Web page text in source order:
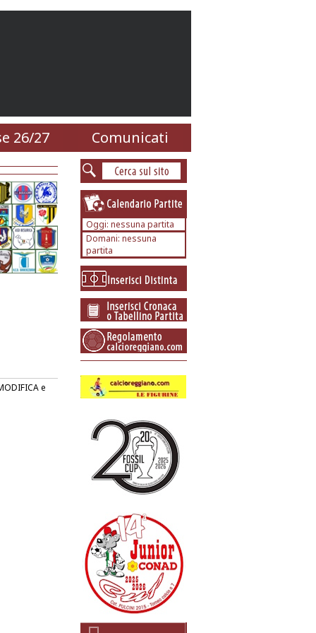
26/27 Comunicati
e
Oggi: nessuna partita
Domani: nessuna
partita